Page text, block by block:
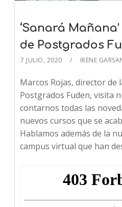
‘Sanará
de Postgrados
7 JULIO, 2020 IRENE
Marcos Rojas, director de
Postgrados Fuden, visita
contarnos todas las
nuevos cursos que se
Hablamos además de la
campus virtual que han